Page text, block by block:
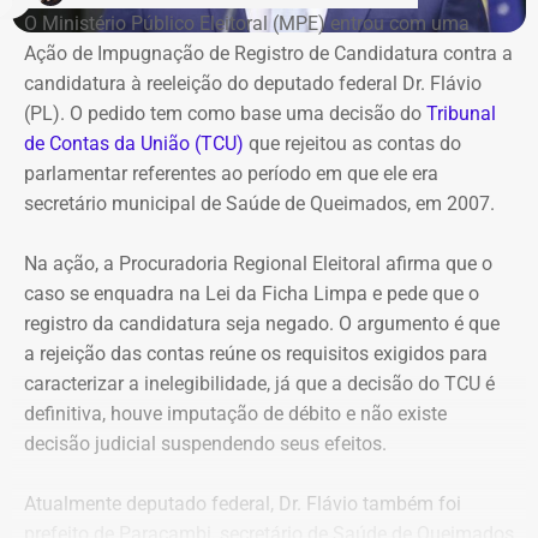
Refit não teria honrado os
pagamentos
O governo também sustenta que os responsáveis pela
Refit descumpriram o parcelamento especial firmado
parcelas deixaram de ser pagas por mais de 90 dias,
situação que, segundo a legislação, autoriza o
cancelamento do acordo e a decretação da falência.
Outro ponto destacado é que, mesmo após aderir ao
parcelamento, a empresa teria acumulado mais de R$ 1,8
bilhão em novos débitos com o Estado. Segundo a
dobro o valor pago durante a vigência do acordo,
O Ministério Público Eleitoral (MPE) entrou com uma
Ação de Impugnação de Registro de Candidatura contra a
candidatura à reeleição do deputado federal Dr. Flávio
(PL). O pedido tem como base uma decisão do Tribunal
de Contas da União (TCU) que rejeitou as contas do
parlamentar referentes ao período em que ele era
secretário municipal de Saúde de Queimados, em 2007.
Na ação, a Procuradoria Regional Eleitoral afirma que o
caso se enquadra na Lei da Ficha Limpa e pede que o
registro da candidatura seja negado. O argumento é que
a rejeição das contas reúne os requisitos exigidos para
caracterizar a inelegibilidade, já que a decisão do TCU é
definitiva, houve imputação de débito e não existe
decisão judicial suspendendo seus efeitos.
Atualmente deputado federal, Dr. Flávio também foi